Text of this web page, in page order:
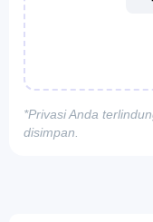
*Privasi Anda
disimpan.